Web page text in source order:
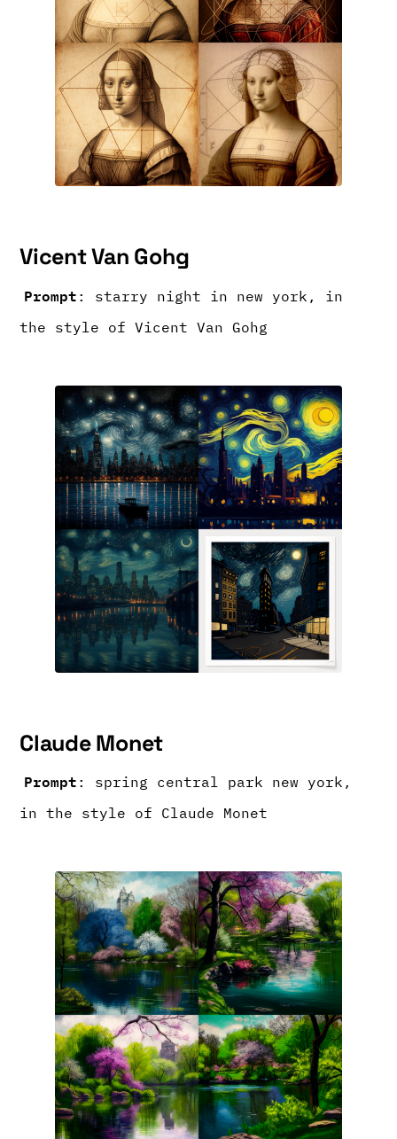
Vicent Van Gohg
Prompt: starry night in new york, in
the style of Vicent Van Gohg
Claude Monet
Prompt: spring central park new york,
in the style of Claude Monet